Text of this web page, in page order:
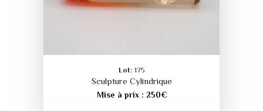
Lot: 175
Sculpture Cylindrique
Mise à prix : 250€